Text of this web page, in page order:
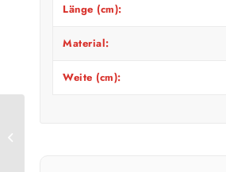
Länge (cm):
Material:
Weite (cm):